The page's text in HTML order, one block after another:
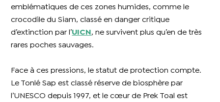
emblématiques de ces zones humides, comme le
crocodile du Siam, classé en danger critique
d’extinction par l’UICN , ne survivent plus qu’en de très
rares poches sauvages.
Face à ces pressions, le statut de protection compte.
Le Tonlé Sap est classé réserve de biosphère par
l’UNESCO depuis 1997, et le cœur de Prek Toal est